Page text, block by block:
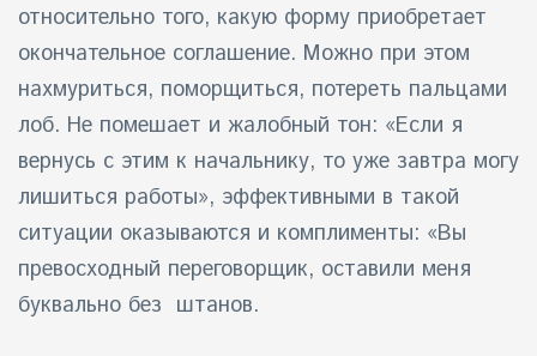
относительно того, какую форму приобретает
окончательное соглашение. Можно при этом
нахмуриться, поморщиться, потереть пальцами
лоб. Не помешает и жалобный тон: «Если я
вернусь с этим к начальнику, то уже завтра могу
лишиться работы», эффективными в такой
ситуации оказываются и комплименты: «Вы
превосходный переговорщик, оставили меня
буквально без штанов.